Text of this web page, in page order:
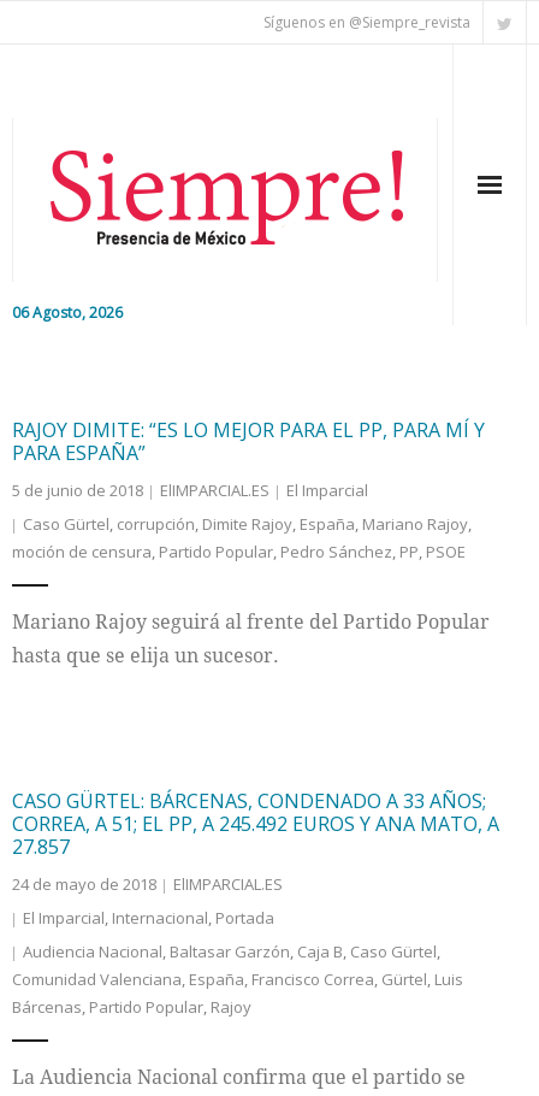
Síguenos en @Siempre_revista
06 Agosto, 2026
Colaboradores
Cultura
RAJOY DIMITE: “ES LO MEJOR PARA EL PP, PARA MÍ Y
PARA ESPAÑA”
5 de junio de 2018 ElIMPARCIAL.ES
El Imparcial
Caso Gürtel, corrupción, Dimite Rajoy, España, Mariano Rajoy,
moción de censura, Partido Popular, Pedro Sánchez, PP, PSOE
Mariano Rajoy seguirá al frente del Partido Popular
hasta que se elija un sucesor.
CASO GÜRTEL: BÁRCENAS, CONDENADO A 33 AÑOS;
CORREA, A 51; EL PP, A 245.492 EUROS Y ANA MATO, A
27.857
24 de mayo de 2018
ElIMPARCIAL.ES
El Imparcial, Internacional, Portada
Audiencia Nacional, Baltasar Garzón, Caja B, Caso Gürtel,
Comunidad Valenciana, España, Francisco Correa, Gürtel, Luis
Bárcenas, Partido Popular, Rajoy
La Audiencia Nacional confirma que el partido se